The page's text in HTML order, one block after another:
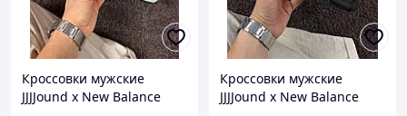
Кроссовки мужские
JJJJound x New Balance
Кроссовки мужские
JJJJound x New Balance